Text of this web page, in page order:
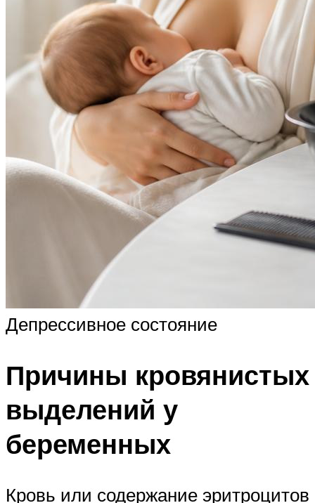
Депрессивное состояние
Причины кровянистых
выделений у
беременных
Кровь или содержание эритроцитов